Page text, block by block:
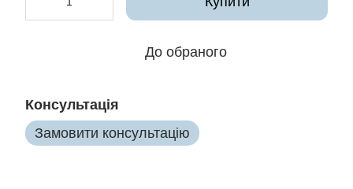
До обраного
Консультація
Замовити консультацію